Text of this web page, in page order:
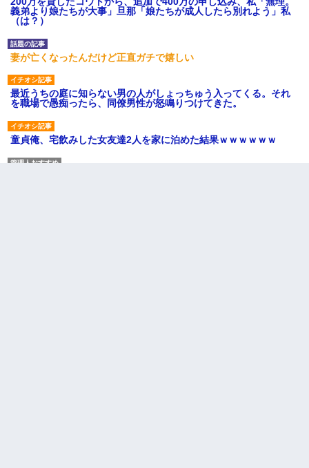
義弟より娘たちが大事」旦那「娘たちが成人したら別れよう」私
（は？）
妻が亡くなったんだけど正直ガチで嬉しい
最近うちの庭に知らない男の人がしょっちゅう入ってくる。それ
を職場で愚痴ったら、同僚男性が怒鳴りつけてきた。
童貞俺、宅飲みした女友達2人を家に泊めた結果ｗｗｗｗｗｗ